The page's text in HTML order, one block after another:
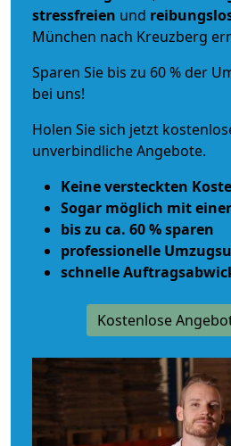
stressfreien und
München nach Kreuzberg
Sparen Sie bis zu 60 % der
bei uns!
Holen Sie sich jetzt
unverbindliche Angebote.
Keine versteckten
Sogar möglich mit
bis zu ca. 60 % sparen
professionelle
schnelle
Kostenlose